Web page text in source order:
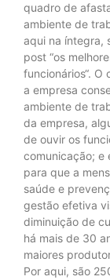
quadro de
ambiente de
aqui na íntegra,
post “os
funcionários“. O
a empresa
ambiente de
da empresa,
de ouvir os
comunicação; e
para que a
saúde e
gestão efetiva
diminuição de
há mais de 30
maiores
Por aqui, são